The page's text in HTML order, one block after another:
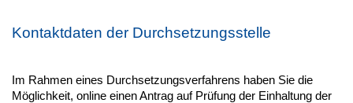
Kontaktdaten der Durchsetzungsstelle
Im Rahmen eines Durchsetzungsverfahrens haben Sie die
Möglichkeit, online einen Antrag auf Prüfung der Einhaltung der